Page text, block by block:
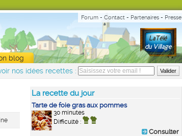
Forum - Contact - Partenaires - Presse
blog
nos idées recettes :
La recette du jour
Tarte de foie gras aux pommes
30 minutes
Difficulté :
Consulter